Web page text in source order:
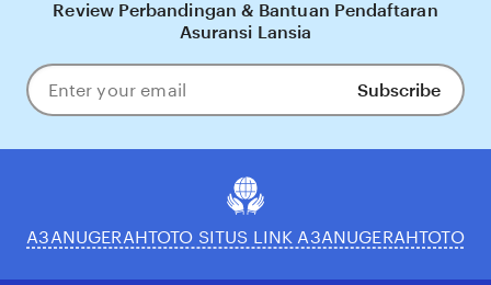
Review Perbandingan & Bantuan Pendaftaran
Asuransi Lansia
Enter
your
Subscribe
A3ANUGERAHTOTO SITUS LINK A3ANUGERAHTOTO